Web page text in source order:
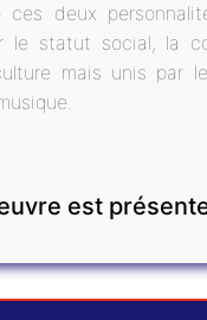
ces deux
le statut social, la
mais unis par
est